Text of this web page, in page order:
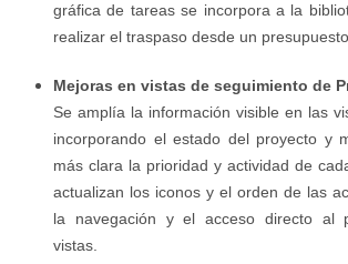
gráfica de tareas se incorpora a la
realizar el traspaso desde un
Mejoras en vistas de seguimiento de
Se amplía la información visible en las
incorporando el estado del proyecto y
más clara la prioridad y actividad de
actualizan los iconos y el orden de las
la navegación y el acceso directo al
vistas.